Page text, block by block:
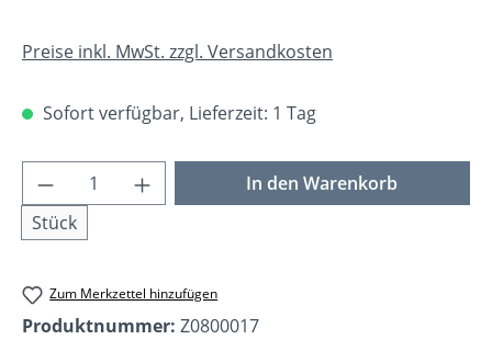
Preise inkl. MwSt. zzgl. Versandkosten
Sofort verfügbar, Lieferzeit: 1 Tag
Produkt Anzahl: Gib den gewünschten
Stück
In den Warenkorb
Zum Merkzettel hinzufügen
Produktnummer: Z0800017